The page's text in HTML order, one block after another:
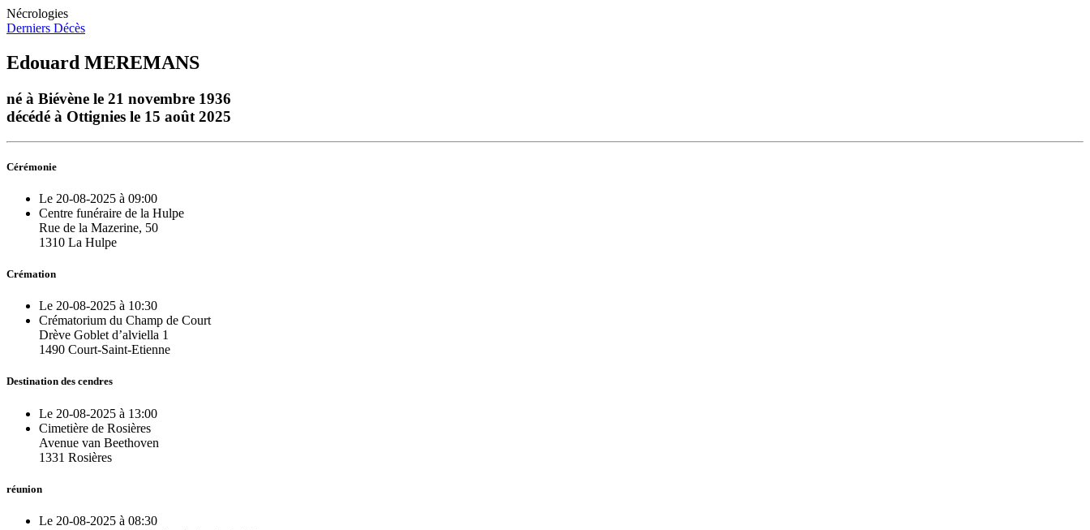
Nécrologies
Derniers Décès
Edouard MEREMANS
né à Biévène le 21 novembre 1936
décédé à Ottignies le 15 août 2025
Cérémonie
Le 20-08-2025 à 09:00
Centre funéraire de la Hulpe
Rue de la Mazerine, 50
1310 La Hulpe
Crémation
Le 20-08-2025 à 10:30
Crématorium du Champ de Court
Drève Goblet d’alviella 1
1490 Court-Saint-Etienne
Destination des cendres
Le 20-08-2025 à 13:00
Cimetière de Rosières
Avenue van Beethoven
1331 Rosières
réunion
Le 20-08-2025 à 08:30